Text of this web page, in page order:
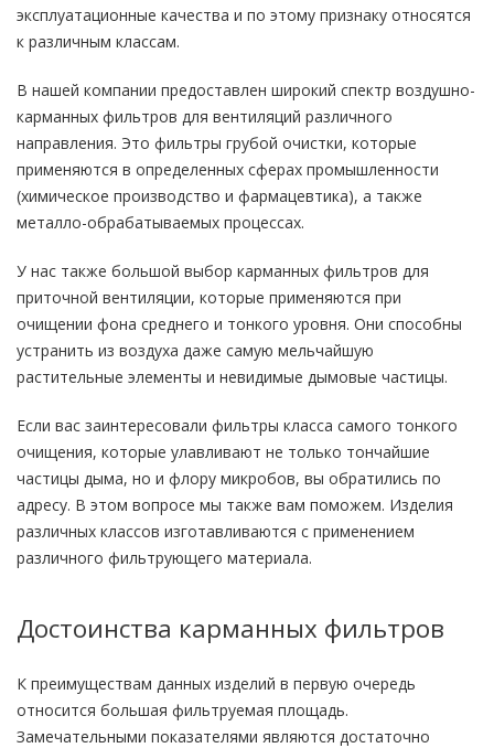
эксплуатационные качества и по этому признаку относятся
к различным классам.
В нашей компании предоставлен широкий спектр воздушно-
карманных фильтров для вентиляций различного
направления. Это фильтры грубой очистки, которые
применяются в определенных сферах промышленности
(химическое производство и фармацевтика), а также
металло-обрабатываемых процессах.
У нас также большой выбор карманных фильтров для
приточной вентиляции, которые применяются при
очищении фона среднего и тонкого уровня. Они способны
устранить из воздуха даже самую мельчайшую
растительные элементы и невидимые дымовые частицы.
Если вас заинтересовали фильтры класса самого тонкого
очищения, которые улавливают не только тончайшие
частицы дыма, но и флору микробов, вы обратились по
адресу. В этом вопросе мы также вам поможем. Изделия
различных классов изготавливаются с применением
различного фильтрующего материала.
Достоинства карманных фильтров
К преимуществам данных изделий в первую очередь
относится большая фильтруемая площадь.
Замечательными показателями являются достаточно